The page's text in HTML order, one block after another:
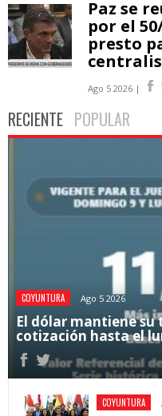
Paz se
por el
presto
Ago 5 2026 |
RECIENTE POPULAR
COYUNTURA Ago 5 2026
El dólar mantiene su
cotización hasta el
COYUNTURA